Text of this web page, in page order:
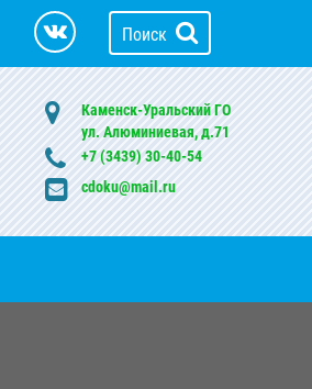
Поиск
Каменск-Уральский ГО
ул. Алюминиевая, д.71
+7 (3439) 30-40-54
cdoku@mail.ru